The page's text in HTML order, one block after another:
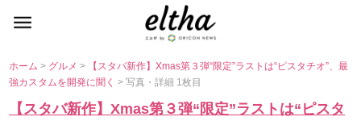
ホーム> グルメ>
【スタバ新作】Xmas第３弾“限定”ラストは“ピスタチオ”、最
強カスタムを開発に聞く> 写真・詳細 1枚目
【スタバ新作】Xmas第３弾“限定”ラストは“ピスタ